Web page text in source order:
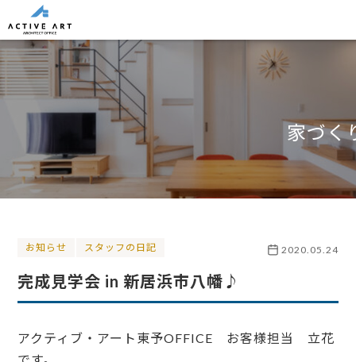
家づく
お知らせ スタッフの日記 2020.05.24
完成見学会 in 新居浜市八幡♪
アクティブ・アート東予OFFICE お客様担当 立花